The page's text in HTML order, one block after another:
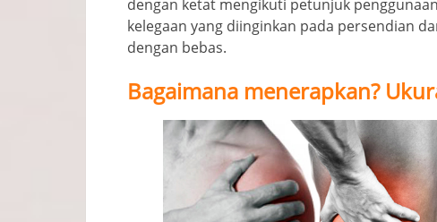
dengan ketat mengikuti petunjuk
kelegaan yang diinginkan pada persendian
dengan bebas.
Bagaimana menerapkan?